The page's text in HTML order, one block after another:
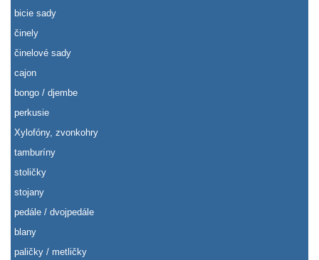
bicie sady
činely
činelové sady
cajon
bongo / djembe
perkusie
Xylofóny, zvonkohry
tamburíny
stoličky
stojany
pedále / dvojpedále
blany
paličky / metličky